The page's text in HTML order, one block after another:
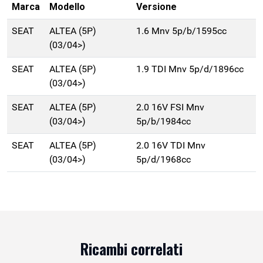
Marca Modello Versione
SEAT
ALTEA (5P)
(03/04>)
1.6 Mnv 5p/b/1595cc
SEAT
ALTEA (5P)
(03/04>)
1.9 TDI Mnv 5p/d/1896cc
SEAT
ALTEA (5P)
(03/04>)
2.0 16V FSI Mnv
5p/b/1984cc
SEAT
ALTEA (5P)
(03/04>)
2.0 16V TDI Mnv
5p/d/1968cc
Ricambi correlati